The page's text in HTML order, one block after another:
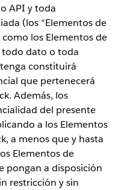
API y toda
(los “Elementos de
los Elementos de
todo dato o toda
constituirá
que pertenecerá
Además, los
del presente
a los Elementos
a menos que y hasta
Elementos de
pongan a disposición
restricción y sin